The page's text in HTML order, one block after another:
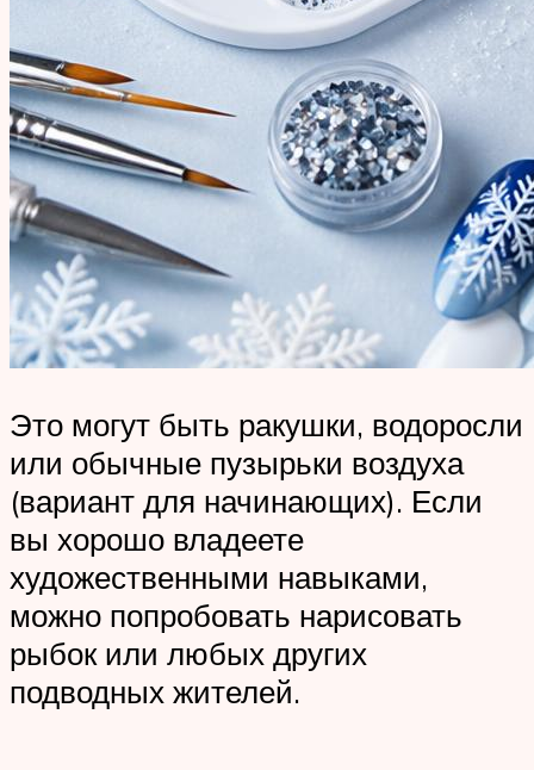
Это могут быть ракушки, водоросли
или обычные пузырьки воздуха
(вариант для начинающих). Если
вы хорошо владеете
художественными навыками,
можно попробовать нарисовать
рыбок или любых других
подводных жителей.